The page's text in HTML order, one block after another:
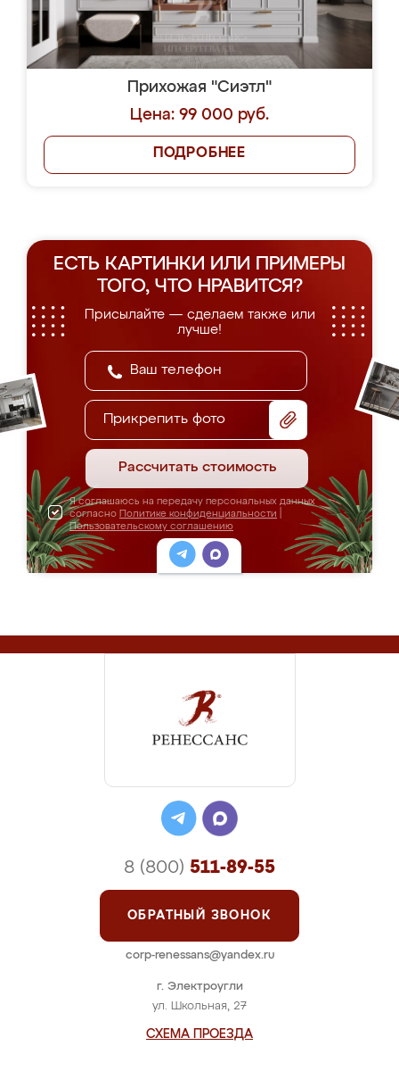
Прихожая "Сиэтл"
Цена: 99 000 руб.
ПОДРОБНЕЕ
ЕСТЬ КАРТИНКИ ИЛИ ПРИМЕРЫ
ТОГО, ЧТО НРАВИТСЯ?
Присылайте — сделаем также или
лучше!
Прикрепить фото
Рассчитать стоимость
Я соглашаюсь на передачу персональных данных
согласно Политике конфиденциальности
Пользовательскому соглашению
г. Электроугли
ул. Школьная, 27
СХЕМА ПРОЕЗДА
8 (800) 511-89-55
ОБРАТНЫЙ ЗВОНОК
corp-renessans@yandex.ru